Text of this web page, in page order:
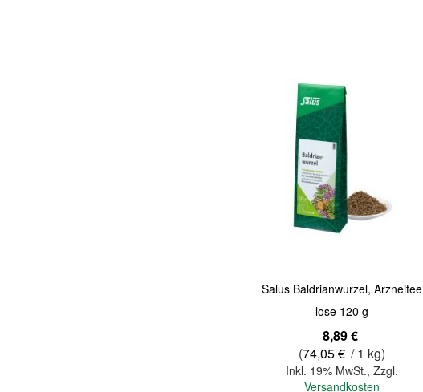
Quickview
Salus Baldrianwurzel, Arzneitee
lose 120 g
8,89 €
(74,05 € / 1 kg)
Inkl. 19% MwSt., Zzgl.
Versandkosten